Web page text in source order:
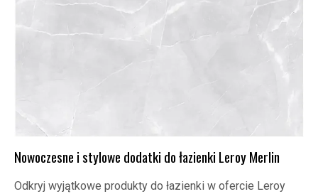
Nowoczesne i stylowe dodatki do łazienki Leroy Merlin
Odkryj wyjątkowe produkty do łazienki w ofercie Leroy